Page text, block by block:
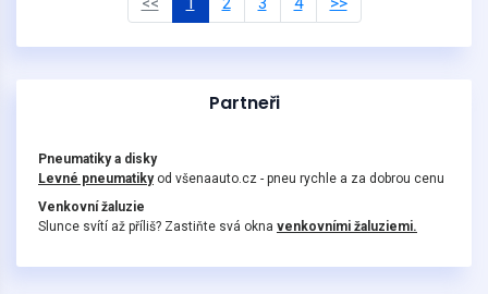
Partneři
Pneumatiky a disky
Levné pneumatikyod všenaauto.cz - pneu rychle a za dobrou cenu
Venkovní žaluzie
Slunce svítí až příliš? Zastiňte svá okna venkovními žaluziemi.